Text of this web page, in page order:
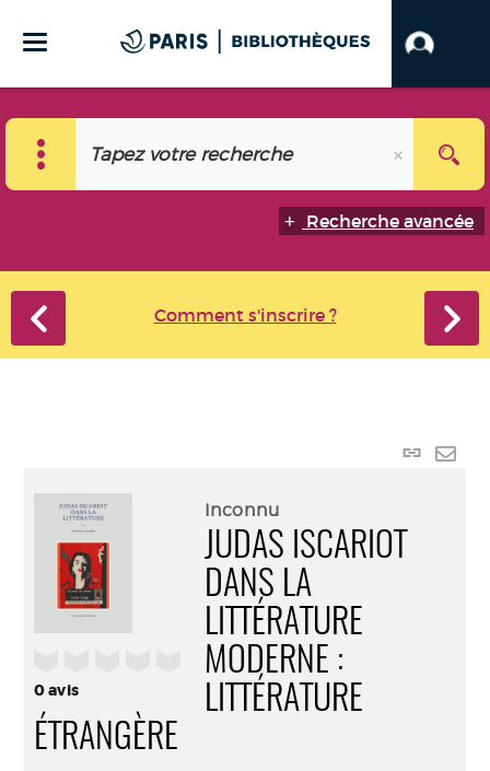
Recherche avancée
Comment s'inscrire ?
Lien
0avis
Inconnu
JUDAS ISCARIOT
DANS LA
LITTÉRATURE
MODERNE :
LITTÉRATURE
ÉTRANGÈRE